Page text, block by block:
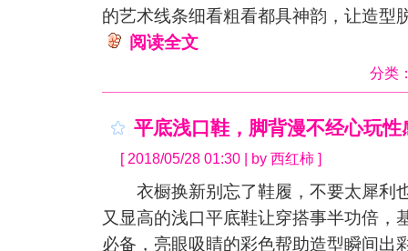
的艺术线条细看粗看都具神韵，让造型
阅读全文
分类
平底浅口鞋，脚背漫不经心玩性
[ 2018/05/28 01:30 | by 西红柿 ]
衣橱换新别忘了鞋履，不要太犀利
又显高的浅口平底鞋让穿搭事半功倍，
必备，亮眼吸睛的彩色帮助造型瞬间出